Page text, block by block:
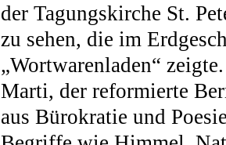
der Tagungskirche St.
zu sehen, die im
„Wortwarenladen“
Marti, der reformierte
aus Bürokratie und